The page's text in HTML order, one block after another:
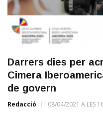
Darrers dies per
Cimera
de govern
Redacció 08/04/2021 A LES